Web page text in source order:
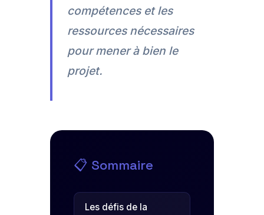
compétences et les
ressources nécessaires
pour mener à bien le
projet.
📋 Sommaire
Les défis de la